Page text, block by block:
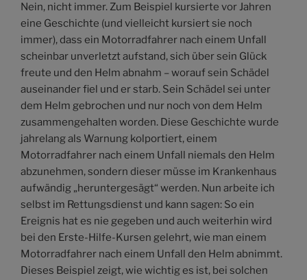
Nein, nicht immer. Zum Beispiel kursierte vor Jahren
eine Geschichte (und vielleicht kursiert sie noch
immer), dass ein Motorradfahrer nach einem Unfall
scheinbar unverletzt aufstand, sich über sein Glück
freute und den Helm abnahm – worauf sein Schädel
auseinander fiel und er starb. Sein Schädel sei unter
dem Helm gebrochen und nur noch von dem Helm
zusammengehalten worden. Diese Geschichte wurde
jahrelang als Warnung kolportiert, einem
Motorradfahrer nach einem Unfall niemals den Helm
abzunehmen, sondern dieser müsse im Krankenhaus
aufwändig „heruntergesägt“ werden. Nun arbeite ich
selbst im Rettungsdienst und kann sagen: So ein
Ereignis hat es nie gegeben und auch weiterhin wird
bei den Erste-Hilfe-Kursen gelehrt, wie man einem
Motorradfahrer nach einem Unfall den Helm abnimmt.
Dieses Beispiel zeigt, wie wichtig es ist, bei solchen